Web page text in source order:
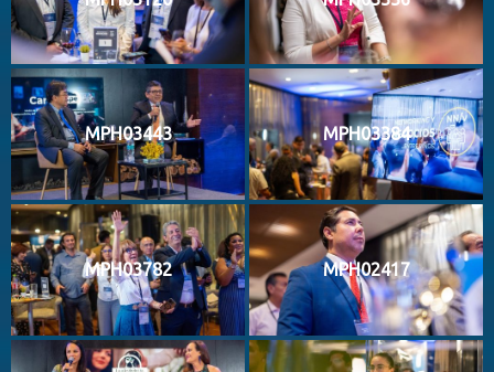
MPH03443 MPH03384
MPH03782 MPH02417